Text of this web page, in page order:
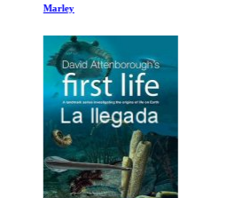
Marley